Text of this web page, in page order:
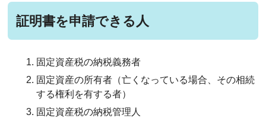
証明書を申請できる人
固定資産税の納税義務者
固定資産の所有者（亡くなっている場合、その相続
する権利を有する者）
固定資産税の納税管理人